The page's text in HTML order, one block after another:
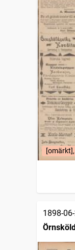
1898-